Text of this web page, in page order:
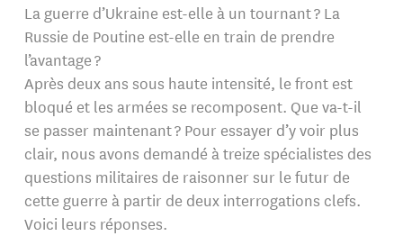
La guerre d’Ukraine est-elle à un tournant ? La
Russie de Poutine est-elle en train de prendre
l’avantage ?
Après deux ans sous haute intensité, le front est
bloqué et les armées se recomposent. Que va-t-il
se passer maintenant ? Pour essayer d’y voir plus
clair, nous avons demandé à treize spécialistes des
questions militaires de raisonner sur le futur de
cette guerre à partir de deux interrogations clefs.
Voici leurs réponses.